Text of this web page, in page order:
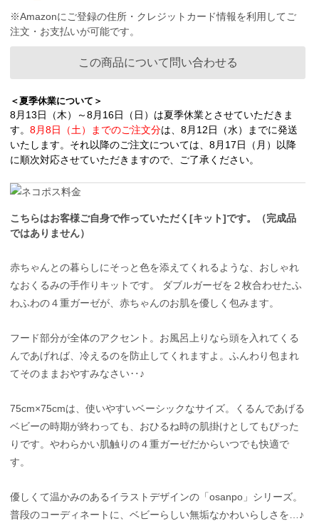
※Amazonにご登録の住所・クレジットカード情報を利用してご
注文・お支払いが可能です。
この商品について問い合わせる
＜夏季休業について＞
8月13日（木）～8月16日（日）は夏季休業とさせていただきま
す。8月8日（土）までのご注文分は、8月12日（水）までに発送
いたします。それ以降のご注文については、8月17日（月）以降
に順次対応させていただきますので、ご了承ください。
こちらはお客様ご自身で作っていただく[キット]です。（完成品
ではありません）
赤ちゃんとの暮らしにそっと色を添えてくれるような、おしゃれ
なおくるみの手作りキットです。 ダブルガーゼを２枚合わせたふ
わふわの４重ガーゼが、赤ちゃんのお肌を優しく包みます。
フード部分が全体のアクセント。お風呂上りなら頭を入れてくる
んであげれば、冷えるのを防止してくれますよ。ふんわり包まれ
てそのままおやすみなさい‥♪
75cm×75cmは、使いやすいベーシックなサイズ。くるんであげる
ベビーの時期が終わっても、おひるね時の肌掛けとしてもぴった
りです。やわらかい肌触りの４重ガーゼだからいつでも快適で
す。
優しくて温かみのあるイラストデザインの「osanpo」シリーズ。
普段のコーディネートに、ベビーらしい無垢なかわいらしさを…♪